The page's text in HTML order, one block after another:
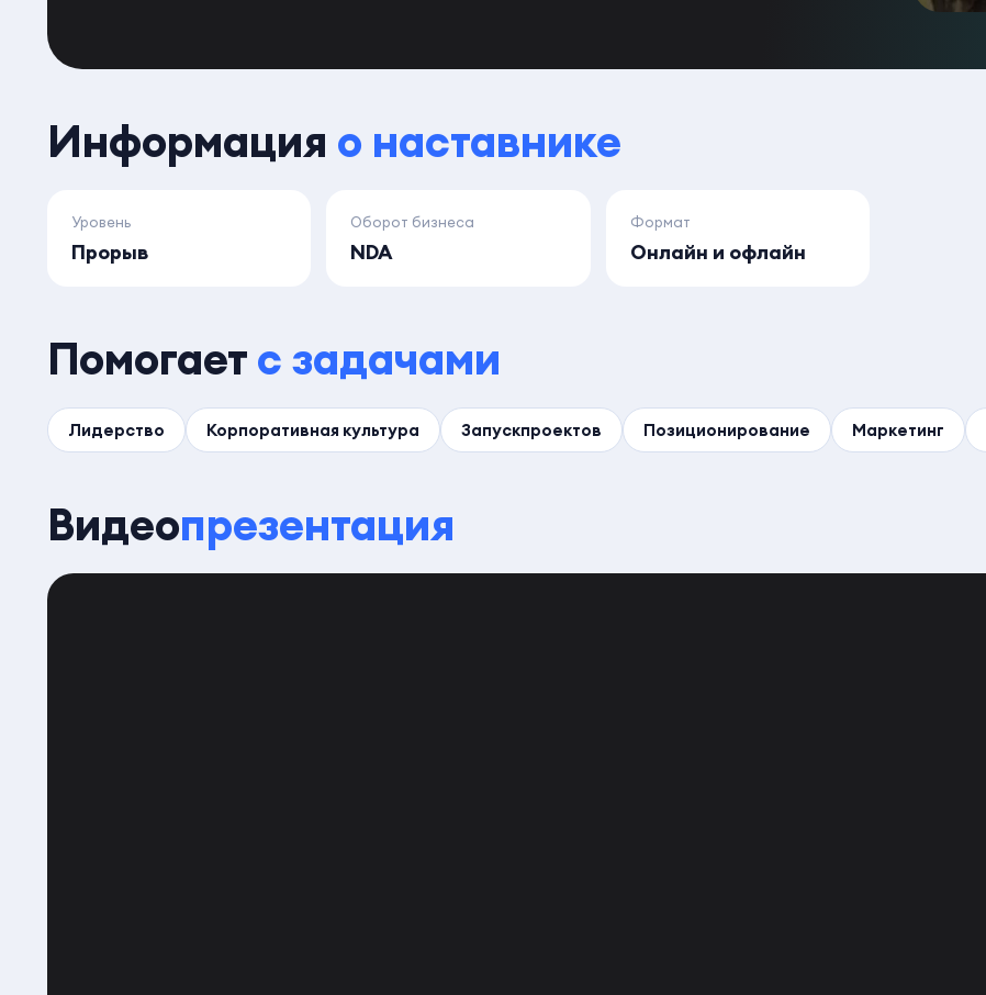
Информация о наставнике
Уровень
Прорыв
Оборот бизнеса
NDA
Формат
Онлайн и офлайн
Помогаетс задачами
Лидерство Корпоративная культура Запускпроектов Позиционирование Маркетинг
Видеопрезентация